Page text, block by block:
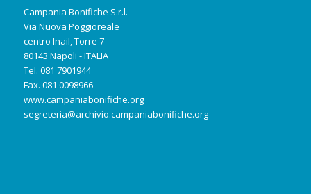
Campania Bonifiche S.r.l.
Via Nuova Poggioreale
centro Inail, Torre 7
80143 Napoli - ITALIA
Tel. 081 7901944
Fax. 081 0098966
www.campaniabonifiche.org
segreteria@archivio.campaniabonifiche.org